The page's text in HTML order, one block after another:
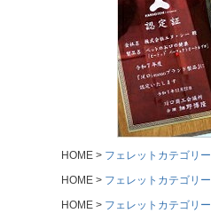
HOME フェレットカテゴリー
HOME
フェレットカテゴリー
HOME
フェレットカテゴリー